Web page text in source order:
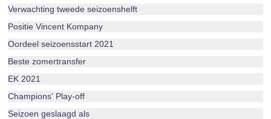
Verwachting tweede seizoenshelft
Positie Vincent Kompany
Oordeel seizoensstart 2021
Beste zomertransfer
EK 2021
Champions' Play-off
Seizoen geslaagd als